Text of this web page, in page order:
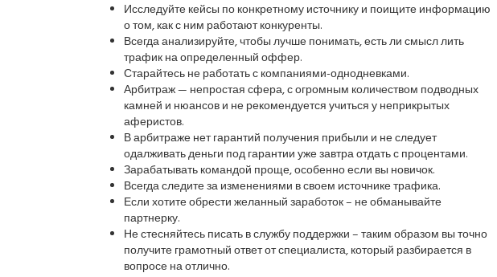
Исследуйте кейсы по конкретному источнику и поищите информацию
о том, как с ним работают конкуренты.
Всегда анализируйте, чтобы лучше понимать, есть ли смысл лить
трафик на определенный оффер.
Старайтесь не работать с компаниями-однодневками.
Арбитраж — непростая сфера, с огромным количеством подводных
камней и нюансов и не рекомендуется учиться у неприкрытых
аферистов.
В арбитраже нет гарантий получения прибыли и не следует
одалживать деньги под гарантии уже завтра отдать с процентами.
Зарабатывать командой проще, особенно если вы новичок.
Всегда следите за изменениями в своем источнике трафика.
Если хотите обрести желанный заработок – не обманывайте
партнерку.
Не стесняйтесь писать в службу поддержки – таким образом вы точно
получите грамотный ответ от специалиста, который разбирается в
вопросе на отлично.